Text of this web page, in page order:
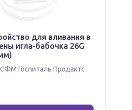
для вливания в
игла-бабочка 26G
СФМ Госпиталь Продактс